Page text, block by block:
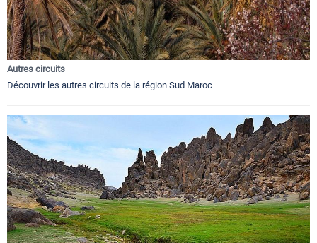
Autres circuits
Découvrir les autres circuits de la région Sud Maroc